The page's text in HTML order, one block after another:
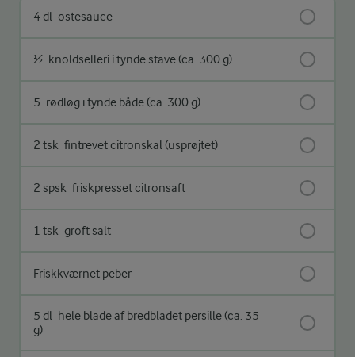
4 dl ostesauce
½ knoldselleri i tynde stave (ca. 300 g)
5 rødløg i tynde både (ca. 300 g)
2 tsk fintrevet citronskal (usprøjtet)
2 spsk friskpresset citronsaft
1 tsk groft salt
Friskkværnet peber
5 dl hele blade af bredbladet persille (ca. 35
g)